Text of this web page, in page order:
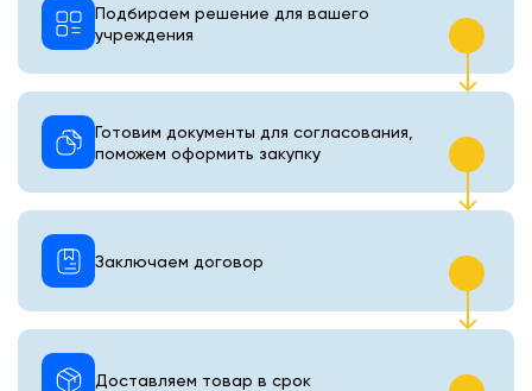
Подбираем решение для вашего
учреждения
Готовим документы для согласования,
поможем оформить закупку
Доставляем товар в срок
Заключаем договор